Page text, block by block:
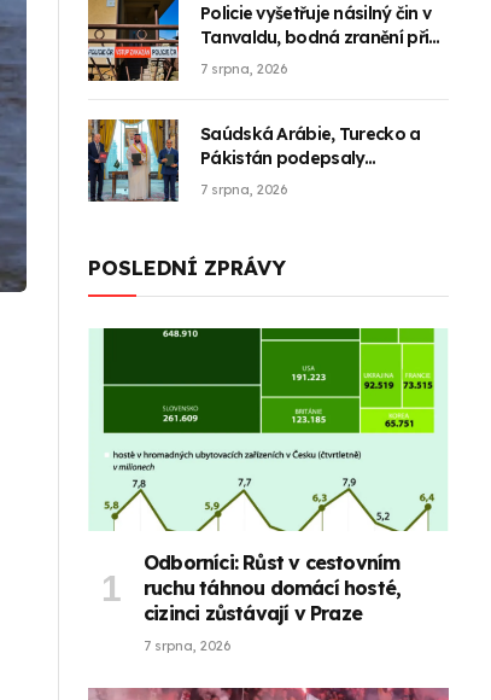
Policie vyšetřuje násilný čin v
Tanvaldu, bodná zranění při
něm utrpěli tři lidé
7 srpna, 2026
Saúdská Arábie, Turecko a
Pákistán podepsaly
obrannou dohodu, uvedly
7 srpna, 2026
POSLEDNÍ ZPRÁVY
Odborníci: Růst v cestovním
ruchu táhnou domácí hosté,
cizinci zůstávají v Praze
7 srpna, 2026